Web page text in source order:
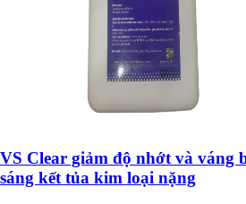
VS Clear giảm độ nhớt và váng
sáng kết tủa kim loại nặng